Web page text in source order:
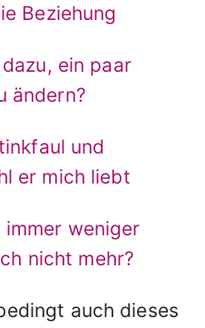
Beziehung
ein paar
ändern?
und
er mich liebt
weniger
nicht mehr?
auch dieses